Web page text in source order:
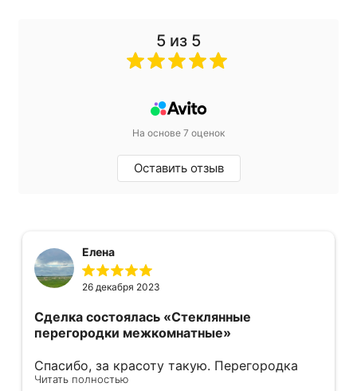
5 из 5
На основе 7 оценок
Оставить отзыв
Елена
26 декабря 2023
Сделка состоялась «Стеклянные
перегородки межкомнатные»
Спасибо, за красоту такую. Перегородка
получилась шикарная !! Размеры 4,25 на
Читать полностью